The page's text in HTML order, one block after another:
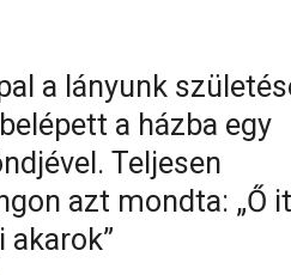
a lányunk
a házba egy
Teljesen
azt mondta: „Ő
akarok”